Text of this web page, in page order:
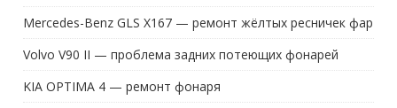
Mercedes-Benz GLS X167 — ремонт жёлтых ресничек фар
Volvo V90 II — проблема задних потеющих фонарей
KIA OPTIMA 4 — ремонт фонаря